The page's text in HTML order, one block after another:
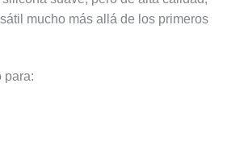
mucho más allá de los primeros
para: